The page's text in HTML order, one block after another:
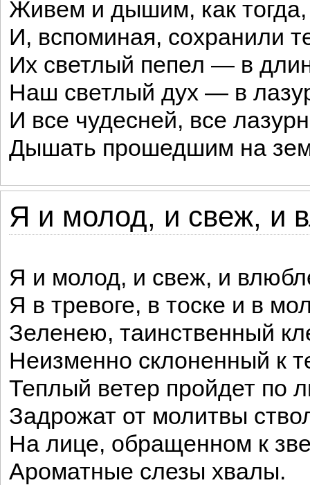
Живем и дышим, как тогда,
И, вспоминая, сохранили
Их светлый пепел — в
Наш светлый дух — в
И все чудесней, все
Дышать прошедшим на
Я и молод, и свеж, и
Я и молод, и свеж, и
Я в тревоге, в тоске и в
Зеленею, таинственный
Неизменно склоненный к
Теплый ветер пройдет по
Задрожат от молитвы
На лице, обращенном к
Ароматные слезы хвалы.